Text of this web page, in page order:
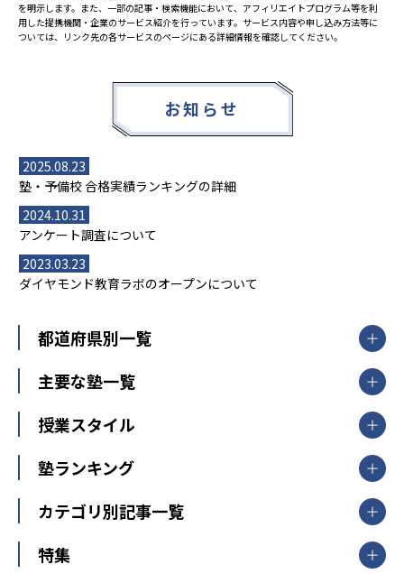
を明示します。また、一部の記事・検索機能において、アフィリエイトプログラム等を利
用した提携機関・企業のサービス紹介を行っています。サービス内容や申し込み方法等に
ついては、リンク先の各サービスのページにある詳細情報を確認してください。
お知らせ
2025.08.23
塾・予備校 合格実績ランキングの詳細
2024.10.31
アンケート調査について
2023.03.23
ダイヤモンド教育ラボのオープンについて
都道府県別一覧
北海道・東北
山形県
福島県
関東
東京都
神奈川県
茨城県
栃木県
群馬県
新潟県
主要な塾一覧
【掲載塾一覧を見る】
東京個別指導学院
明光義塾
個別教室のトライ
授業スタイル
個別指導
オンライン指導
塾ランキング
中学受験ランキング
カテゴリ別記事一覧
中学受験
特集